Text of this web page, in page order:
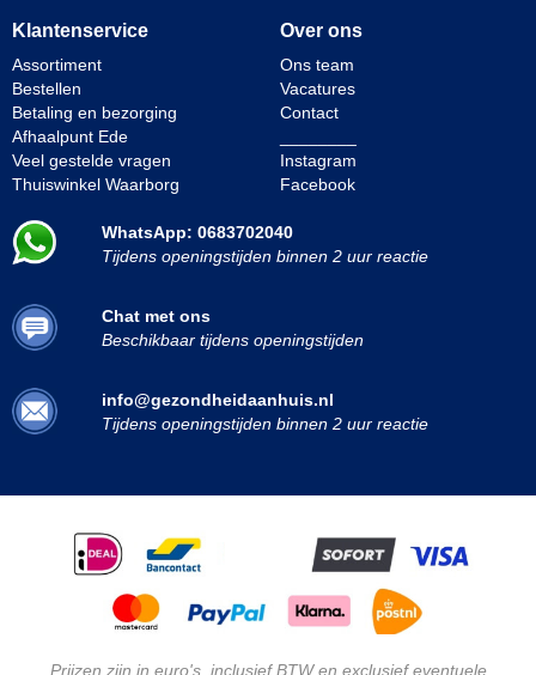
Klantenservice
Assortiment
Bestellen
Betaling en bezorging
Afhaalpunt Ede
Veel gestelde vragen
Thuiswinkel Waarborg
Over ons
Ons team
Vacatures
Contact
Instagram
Facebook
WhatsApp: 0683702040
Tijdens openingstijden binnen 2 uur reactie
Chat met ons
Beschikbaar tijdens openingstijden
info@gezondheidaanhuis.nl
Tijdens openingstijden binnen 2 uur reactie
Prijzen zijn in euro's, inclusief BTW en exclusief eventuele